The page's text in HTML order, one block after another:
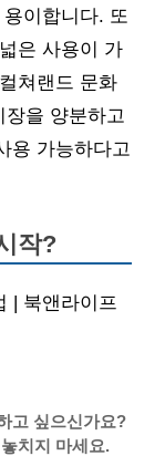
이합니다. 또
은 사용이 가
쳐랜드 문화
을 양분하고
용 가능하다고
작?
| 북앤라이프
고 싶으신가요?
치지 마세요.